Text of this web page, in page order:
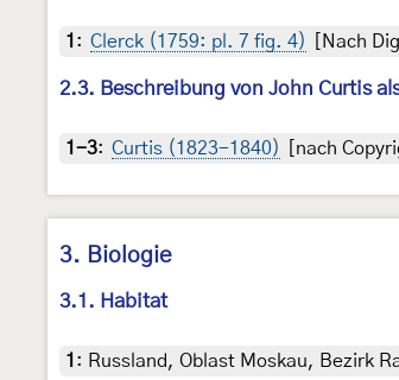
1 : Clerck (1759: pl. 7 fig. 4) [Nach
2.3. Beschreibung von John Curtis
1-3: Curtis (1823-1840) [nach
3. Biologie
3.1. Habitat
1 : Russland, Oblast Moskau, Bezirk